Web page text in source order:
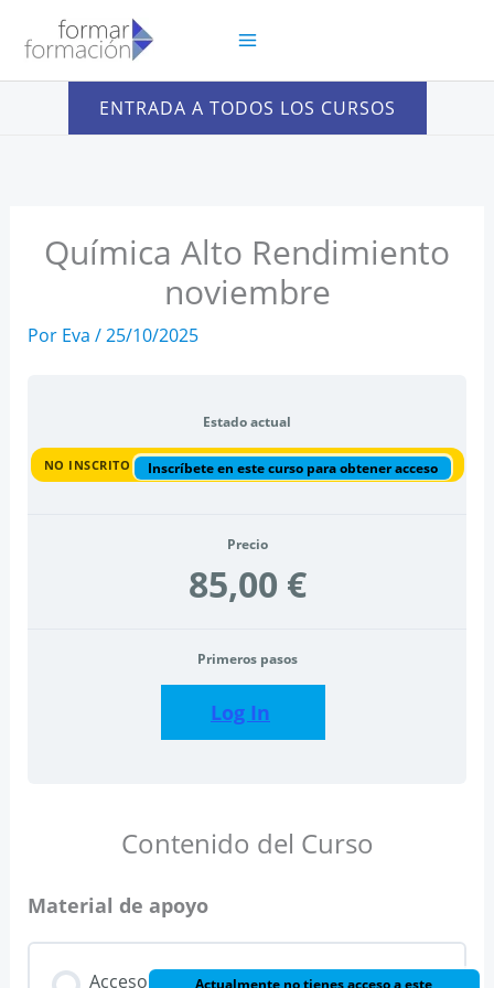
contenido
ENTRADA A TODOS LOS CURSOS
Química Alto Rendimiento
noviembre
Por Eva /25/10/2025
Estado actual
NO INSCRITO Inscríbete en este curso para obtener acceso
Precio
85,00 €
Primeros pasos
Log In
Contenido del Curso
Material de apoyo
Acceso